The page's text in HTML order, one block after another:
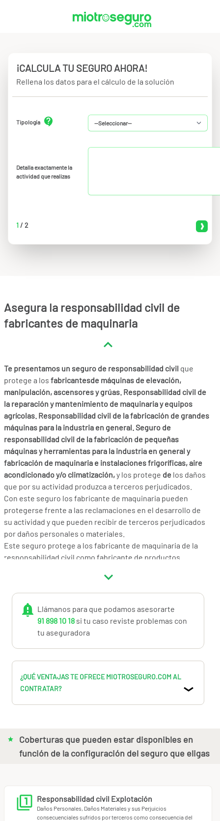
Asegura la responsabilidad civil de
fabricantes de maquinaria
Te presentamos un seguro de responsabilidad civil que
protege a los fabricantesde máquinas de elevación,
manipulación, ascensores y grúas. Responsabilidad civil de
la reparación y mantenimiento de maquinaria y equipos
agrícolas. Responsabilidad civil de la fabricación de grandes
máquinas para la industria en general. Seguro de
responsabilidad civil de la fabricación de pequeñas
máquinas y herramientas para la industria en general y
fabricación de maquinaria e instalaciones frigoríficas, aire
acondicionado y/o climatización,y los protege de los daños
que por su actividad produzca a terceros perjudicados.
Con este seguro los fabricante de maquinaria pueden
protegerse frente a las reclamaciones en el desarrollo de
su actividad y que pueden recibir de terceros perjudicados
por daños personales o materiales.
Este seguro protege a los fabricante de maquinaria de la
responsabilidad civil como fabricante de productos.
patronal o de las reclamaciones de sus trabajadores y
empleados por daños y perjuicios que reciban durante la
actividad por cuenta de la empresa. También de las
responsabilidades civiles de los fabricantes por las
maquinarias construidas y entregadas y de los trabajos
realizados para terceros en el caso de mantenimiento.
Este seguro dispone de cobertura de gastos de Defensa o
gastos legales para defenderse de las reclamaciones por
daños y perjuicios o lesiones por parte de sus clientes o
empleados.
Llámanos para que podamos asesorarte
91 898 10 18 si tu caso reviste problemas con
tu aseguradora
¿QUÉ VENTAJAS TE OFRECE MIOTROSEGURO.COM AL
CONTRATAR?
¡CALCULA TU SEGURO AHORA!
Rellena los datos para el cálculo de la solución
Tipología
Detalla exactamente la
actividad que realizas
1/ 2
Coberturas que pueden estar disponibles en
función de la configuración del seguro que eligas
Responsabilidad civil Explotación
Daños Personales, Daños Materiales y sus Perjuicios
consecuenciales sufridos por terceros como consecuencia del